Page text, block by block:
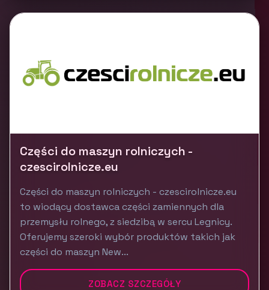
Części do maszyn rolniczych -
czescirolnicze.eu
Części do maszyn rolniczych - czescirolnicze.eu
to wiodący dostawca części zamiennych dla
przemysłu rolnego, z siedzibą w sercu Legnicy.
Oferujemy szeroki wybór produktów takich jak
części do maszyn New...
ZOBACZ SZCZEGÓŁY